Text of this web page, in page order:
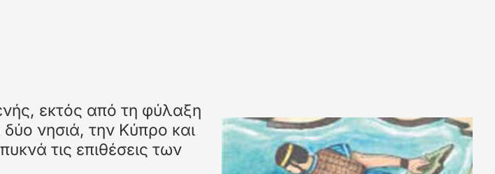
εκτός από τη φύλαξη
νησιά, την Κύπρο και
τις επιθέσεις των